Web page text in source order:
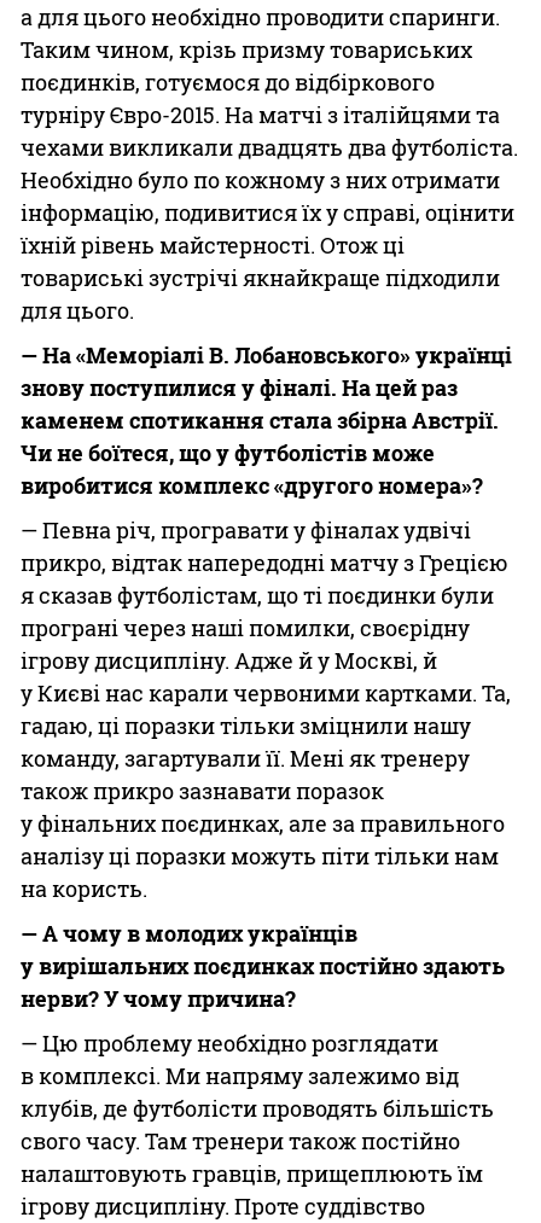
а для цього необхідно проводити спаринги.
Таким чином, крізь призму товариських
поєдинків, готуємося до відбіркового
турніру Євро-2015. На матчі з італійцями та
чехами викликали двадцять два футболіста.
Необхідно було по кожному з них отримати
інформацію, подивитися їх у справі, оцінити
їхній рівень майстерності. Отож ці
товариські зустрічі якнайкраще підходили
для цього.
— На «Меморіалі В. Лобановського» українці
знову поступилися у фіналі. На цей раз
каменем спотикання стала збірна Австрії.
Чине боїтеся, що у футболістів може
виробитися комплекс «другого номера»?
— Певна річ, програвати у фіналах удвічі
прикро, відтак напередодні матчу з Грецією
я сказав футболістам, що ті поєдинки були
програні через наші помилки, своєрідну
ігрову дисципліну. Адже й у Москві, й
у Києві нас карали червоними картками. Та,
гадаю, ці поразки тільки зміцнили нашу
команду, загартували її. Мені як тренеру
також прикро зазнавати поразок
у фінальних поєдинках, але за правильного
аналізу ці поразки можуть піти тільки нам
на користь.
— А чому в молодих українців
у вирішальних поєдинках постійно здають
нерви? У чому причина?
— Цю проблему необхідно розглядати
в комплексі. Ми напряму залежимо від
клубів, де футболісти проводять більшість
свого часу. Там тренери також постійно
налаштовують гравців, прищеплюють їм
ігрову дисципліну. Проте суддівство